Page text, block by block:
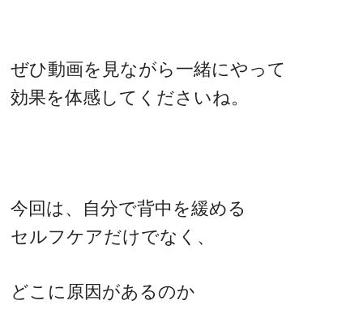
ぜひ動画を見ながら一緒にやって
効果を体感してくださいね。
今回は、自分で背中を緩める
セルフケアだけでなく、
どこに原因があるのか